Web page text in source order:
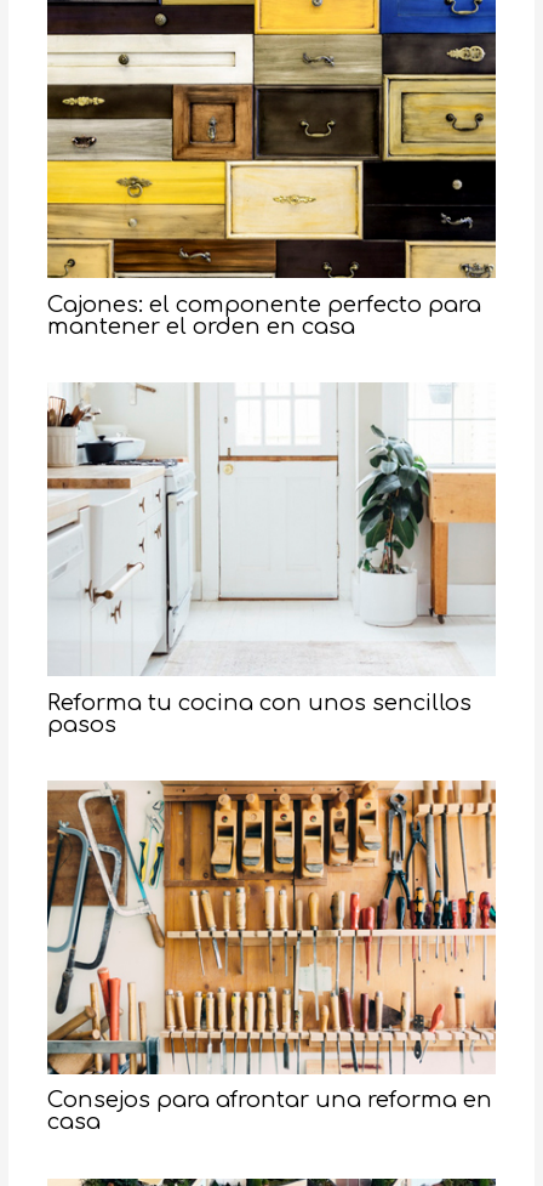
Cajones: el componente perfecto para
mantener el orden en casa
Reforma tu cocina con unos sencillos
pasos
Consejos para afrontar una reforma en
casa